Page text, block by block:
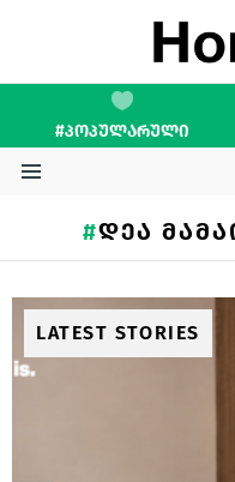
#ᲞᲝᲞᲣᲚᲐᲠᲣᲚᲘ
ᲓᲔᲐ
LATEST STORIES